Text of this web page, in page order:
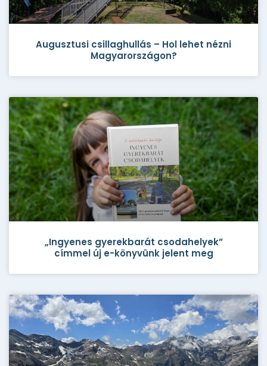
Augusztusi csillaghullás – Hol lehet nézni
Magyarországon?
„Ingyenes gyerekbarát csodahelyek”
címmel új e-könyvünk jelent meg